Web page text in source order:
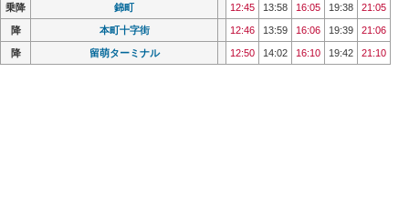
乗降 錦町 12:45 13:58 16:05 19:38 21:05
降 本町十字街 12:46 13:59 16:06 19:39 21:06
降 留萌ターミナル 12:50 14:02 16:10 19:42 21:10
乗降 錦町 12:45 13:58 16:05 19:38 21:05
降 本町十字街 12:46 13:59 16:06 19:39 21:06
降 留萌ターミナル 12:50 14:02 16:10 19:42 21:10